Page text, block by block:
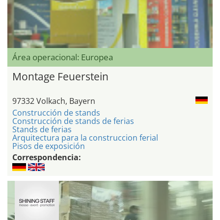
Área operacional: Europea
Montage Feuerstein
97332 Volkach, Bayern
Construcción de stands
Construcción de stands de ferias
Stands de ferias
Arquitectura para la construccion ferial
Pisos de exposición
Correspondencia: